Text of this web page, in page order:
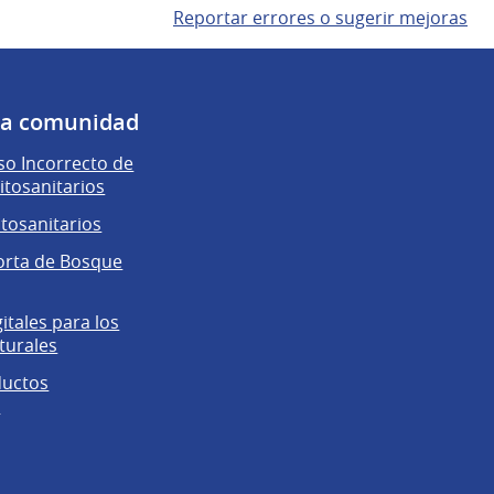
Reportar errores o sugerir mejoras
comunidad
Incorrecto de
de Bosque
para los